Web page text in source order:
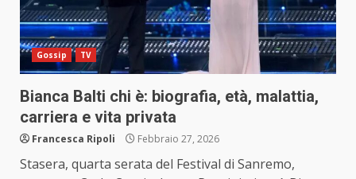
Gossip TV
Bianca Balti chi è: biografia, età, malattia,
carriera e vita privata
Francesca Ripoli Febbraio 27, 2026
Stasera, quarta serata del Festival di Sanremo,